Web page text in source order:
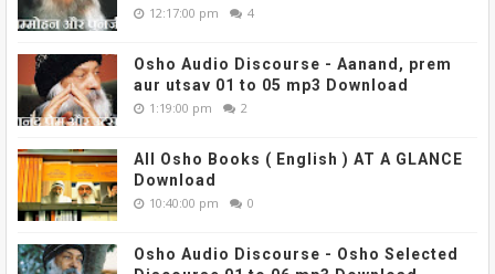
12:17:00 pm 4
Osho Audio Discourse - Aanand, prem
aur utsav 01 to 05 mp3 Download
1:19:00 pm 2
All Osho Books ( English ) AT A GLANCE
Download
10:40:00 pm 0
Osho Audio Discourse - Osho Selected